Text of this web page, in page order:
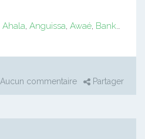
Ahala, Anguissa, Awaé, Bankomo
Aucun commentaire Partager